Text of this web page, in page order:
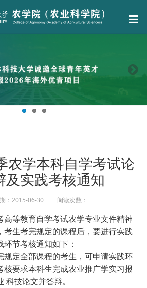
农学本科自学考试论
及实践考核通知
：2015-06-30 阅读次数：
高等教育自学考试农学专业文件精神
考生考完规定的课程后，要进行实践
节考核通知如下：
规定全部课程的考生，可申请实践环
核要求本科生完成农业推广学实习报
技论文并答辩。